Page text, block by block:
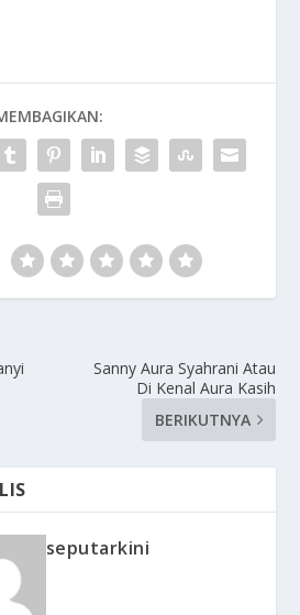
Sanny Aura Syahrani Atau
Di Kenal Aura Kasih
BERIKUTNYA
seputarkini